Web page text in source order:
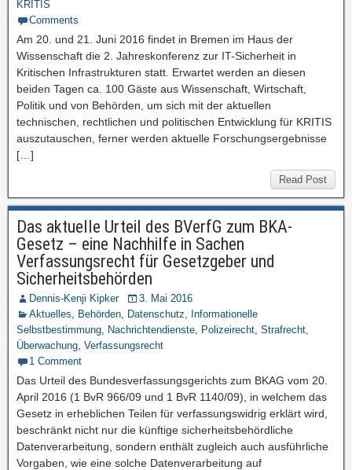
KRITIS
Comments
Am 20. und 21. Juni 2016 findet in Bremen im Haus der
Wissenschaft die 2. Jahreskonferenz zur IT-Sicherheit in
Kritischen Infrastrukturen statt. Erwartet werden an diesen
beiden Tagen ca. 100 Gäste aus Wissenschaft, Wirtschaft,
Politik und von Behörden, um sich mit der aktuellen
technischen, rechtlichen und politischen Entwicklung für KRITIS
auszutauschen, ferner werden aktuelle Forschungsergebnisse
[…]
Read Post
Das aktuelle Urteil des BVerfG zum BKA-
Gesetz – eine Nachhilfe in Sachen
Verfassungsrecht für Gesetzgeber und
Sicherheitsbehörden
Dennis-Kenji Kipker
3. Mai 2016
Aktuelles, Behörden, Datenschutz, Informationelle
Selbstbestimmung, Nachrichtendienste, Polizeirecht, Strafrecht,
Überwachung, Verfassungsrecht
1 Comment
Das Urteil des Bundesverfassungsgerichts zum BKAG vom 20.
April 2016 (1 BvR 966/09 und 1 BvR 1140/09), in welchem das
Gesetz in erheblichen Teilen für verfassungswidrig erklärt wird,
beschränkt nicht nur die künftige sicherheitsbehördliche
Datenverarbeitung, sondern enthält zugleich auch ausführliche
Vorgaben, wie eine solche Datenverarbeitung auf